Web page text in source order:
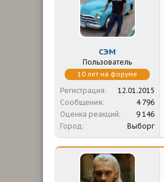
СЭМ
Пользователь
10 лет на форуме
Регистрация
12.01.2015
Сообщения
4 796
Оценка реакций
9 146
Город
Выборг